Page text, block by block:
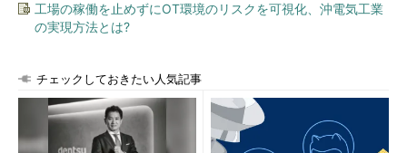
工場の稼働を止めずにOT環境のリスクを可視化、沖電気工業
の実現方法とは?
チェックしておきたい人気記事